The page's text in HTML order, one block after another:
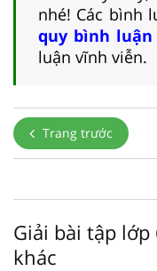
nhé! Các bình
quy bình
luận vĩnh viễn.
Trang trước
Giải bài tập
khác